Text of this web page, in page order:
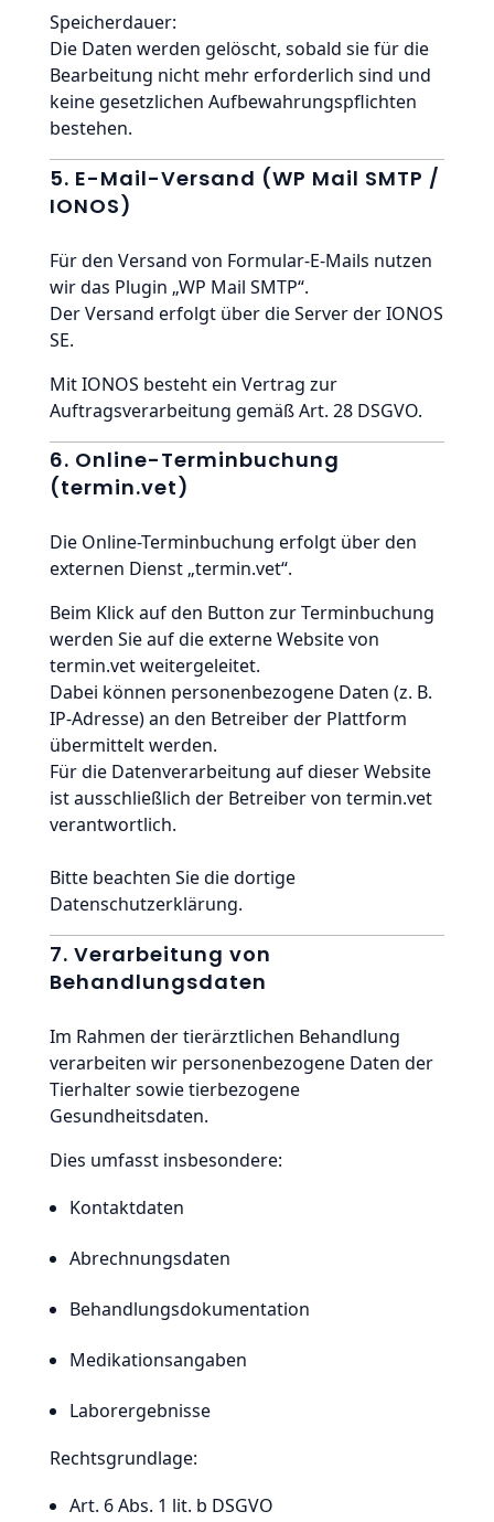
Speicherdauer:
Die Daten werden gelöscht, sobald sie für die
Bearbeitung nicht mehr erforderlich sind und
keine gesetzlichen Aufbewahrungspflichten
bestehen.
5. E-Mail-Versand (WP Mail SMTP /
IONOS)
Für den Versand von Formular-E-Mails nutzen
wir das Plugin „WP Mail SMTP“.
Der Versand erfolgt über die Server der IONOS
SE.
Mit IONOS besteht ein Vertrag zur
Auftragsverarbeitung gemäß Art. 28 DSGVO.
6. Online-Terminbuchung
(termin.vet)
Die Online-Terminbuchung erfolgt über den
externen Dienst „termin.vet“.
Beim Klick auf den Button zur Terminbuchung
werden Sie auf die externe Website von
termin.vet weitergeleitet.
Dabei können personenbezogene Daten (z. B.
IP-Adresse) an den Betreiber der Plattform
übermittelt werden.
Für die Datenverarbeitung auf dieser Website
ist ausschließlich der Betreiber von termin.vet
verantwortlich.
Bitte beachten Sie die dortige
Datenschutzerklärung.
7. Verarbeitung von
Behandlungsdaten
Im Rahmen der tierärztlichen Behandlung
verarbeiten wir personenbezogene Daten der
Tierhalter sowie tierbezogene
Gesundheitsdaten.
Dies umfasst insbesondere:
Kontaktdaten
Abrechnungsdaten
Behandlungsdokumentation
Medikationsangaben
Laborergebnisse
Rechtsgrundlage:
Art. 6 Abs. 1 lit. b DSGVO